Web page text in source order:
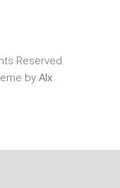
Reserved.
by Alx.